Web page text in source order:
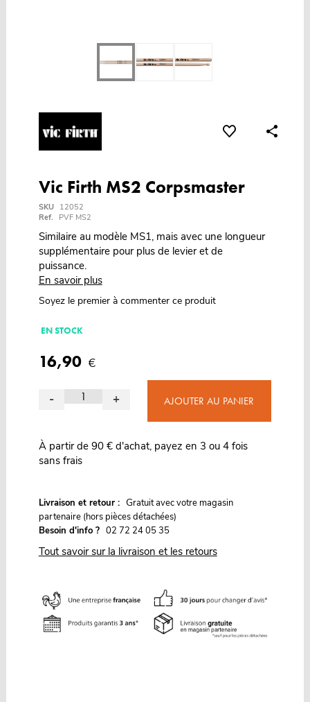
Vic Firth MS2 Corpsmaster
SKU
12052
Ref.
PVF MS2
Similaire au modèle MS1, mais avec une longueur
supplémentaire pour plus de levier et de
puissance.
En savoir plus
Soyez le premier à commenter ce produit
EN STOCK
16,90 €
- + AJOUTER AU PANIER
À partir de 90 € d'achat, payez en 3 ou 4 fois
sans frais
Livraison et retour : Gratuit avec votre magasin
partenaire (hors pièces détachées)
Besoin d'info ? 02 72 24 05 35
Tout savoir sur la livraison et les retours